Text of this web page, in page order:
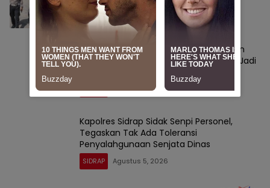
Pembangunan
SIDRAP Agustus 5, 2026
Satresnarkoba Polres Sidrap Gencarkan
Edukasi ke Pedagang ATK, Ajak Warga Jadi
SIDRAP Agustus 5, 2026
Kapolres Sidrap Sidak Senpi Personel,
Tegaskan Tak Ada Toleransi
Penyalahgunaan Senjata Dinas
SIDRAP Agustus 5, 2026